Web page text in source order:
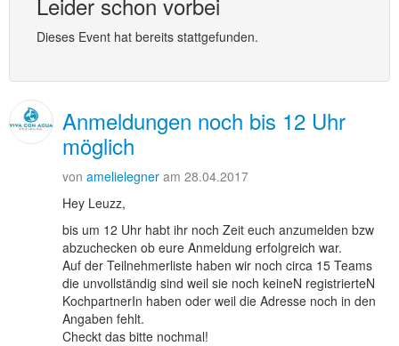
Dieses Event hat bereits stattgefunden.
Anmeldungen noch bis 12 Uhr
möglich
von amelielegner am 28.04.2017
Hey Leuzz,
bis um 12 Uhr habt ihr noch Zeit euch anzumelden bzw
abzuchecken ob eure Anmeldung erfolgreich war.
Auf der Teilnehmerliste haben wir noch circa 15 Teams
die unvollständig sind weil sie noch keineN registrierteN
KochpartnerIn haben oder weil die Adresse noch in den
Angaben fehlt.
Checkt das bitte nochmal!